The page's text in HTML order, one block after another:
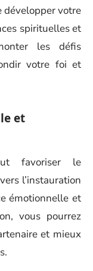
développer votre
spirituelles et
les défis
votre foi et
et
favoriser le
l’instauration
émotionnelle et
vous pourrez
et mieux